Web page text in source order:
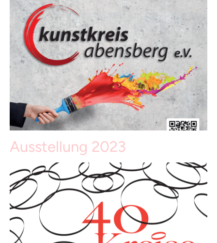
Ausstellung 2023